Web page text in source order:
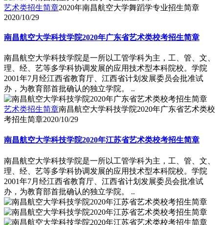
艺术类招生简章2020年南昌航空大学舞蹈学专业招生简章
2020/10/29
南昌航空大学科技学院2020年广东省艺术类校考招生简章
南昌航空大学科技学院是一所以工管学科为主，工、管、文、
理、经、艺等多学科协调发展的应用技术型本科院校。学院
2001年7月经江西省教育厅、江西省计划发展委员会批准试
办，为教育部首批确认的独立学院。 ..
艺术类招生简章南昌航空大学科技学院2020年广东省艺术类校
考招生简章2020/10/29
南昌航空大学科技学院2020年江苏省艺术类校考招生简章
南昌航空大学科技学院是一所以工管学科为主，工、管、文、
理、经、艺等多学科协调发展的应用技术型本科院校。学院
2001年7月经江西省教育厅、江西省计划发展委员会批准试
办，为教育部首批确认的独立学院。 ..